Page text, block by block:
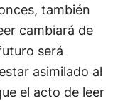
también
cambiará de
será
asimilado al
el acto de leer